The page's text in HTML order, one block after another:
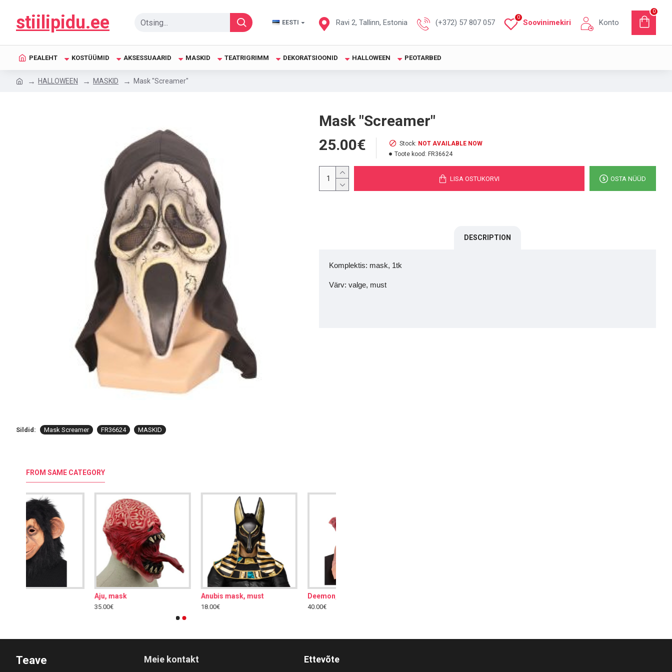
stiilipidu.ee EESTI Ravi 2, Tallinn, Estonia (+372) 57 807 057 Soovinimekiri
0
Konto
0
PEALEHT KOSTÜÜMID AKSESSUAARID MASKID TEATRIGRIMM DEKORATSIOONID HALLOWEEN PEOTARBED
HALLOWEEN MASKID Mask "Screamer"
Mask "Screamer"
25.00€
Stock: NOT AVAILABLE NOW
Toote kood: FR36624
LISA OSTUKORVI OSTA NÜÜD
DESCRIPTION
Komplektis: mask, 1tk
Värv: valge, must
Sildid: Mask Screamer FR36624 MASKID
FROM SAME CATEGORY
Anubis mask, must Deemon, mask
Teave Meie kontakt Ettevõte